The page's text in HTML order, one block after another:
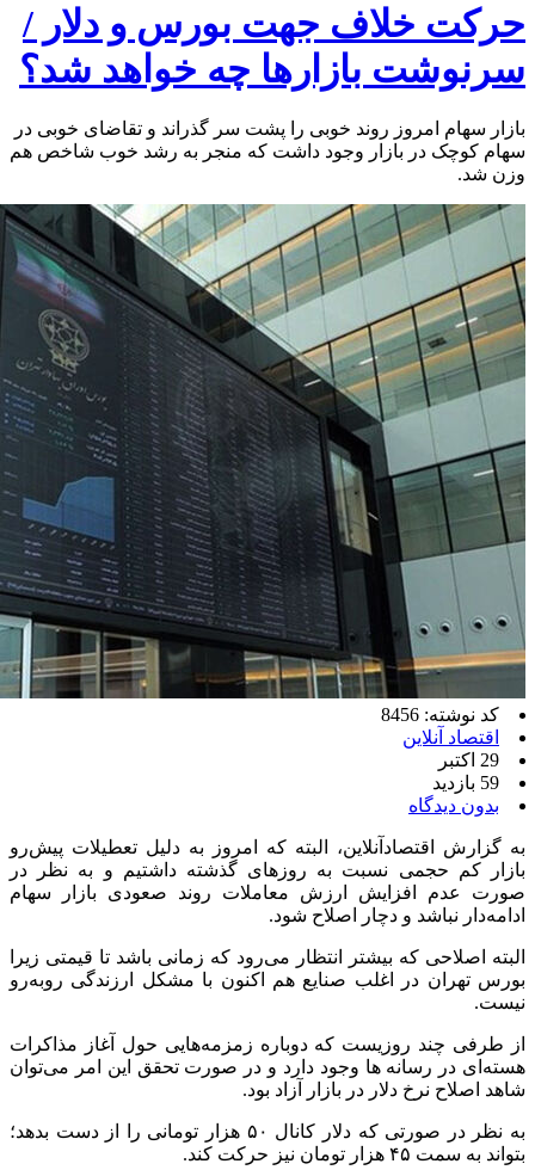
حرکت خلاف جهت بورس و دلار /
سرنوشت بازارها چه خواهد شد؟
بازار سهام امروز روند خوبی را پشت سر گذراند و تقاضای خوبی در
سهام کوچک در بازار وجود داشت که منجر به رشد خوب شاخص هم
وزن شد.
کد نوشته: 8456
اقتصاد آنلاین
29 اکتبر
59 بازدید
بدون دیدگاه
به گزارش اقتصادآنلاین، البته که امروز به دلیل تعطیلات پیش‌رو
بازار کم حجمی نسبت به روزهای گذشته داشتیم و به نظر در
صورت عدم افزایش ارزش معاملات روند صعودی بازار سهام
ادامه‌دار نباشد و دچار اصلاح شود.
البته اصلاحی که بیشتر انتظار می‌رود که زمانی باشد تا قیمتی زیرا
بورس تهران در اغلب صنایع هم اکنون با مشکل ارزندگی روبه‌رو
نیست.
از طرفی چند روزیست که دوباره زمزمه‌هایی حول آغاز مذاکرات
هسته‌ای در رسانه ها وجود دارد و در صورت تحقق این امر می‌توان
شاهد اصلاح نرخ دلار در بازار آزاد بود.
به نظر در صورتی که دلار کانال ۵۰ هزار تومانی را از دست بدهد؛
بتواند به سمت ۴۵ هزار تومان نیز حرکت کند.